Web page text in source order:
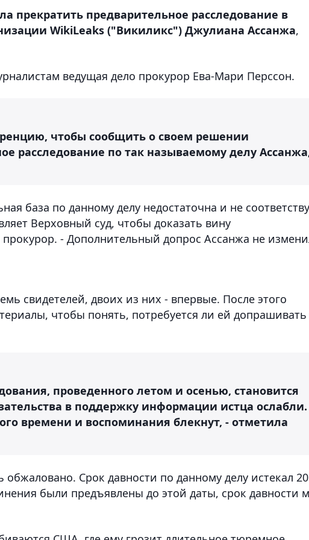
прекратить предварительное расследование в
WikiLeaks ("Викиликс") Джулиана Ассанжа,
ведущая дело прокурор Ева-Мари Перссон.
чтобы сообщить о своем решении
расследование по так называемому делу
база по данному делу недостаточна и не
Верховный суд, чтобы доказать вину
- Дополнительный допрос Ассанжа не
свидетелей, двоих из них - впервые. После этого
чтобы понять, потребуется ли ей допрашивать
проведенного летом и осенью, становится
в поддержку информации истца ослабли.
времени и воспоминания блекнут, - отметила
Срок давности по данному делу истекал 20
были предъявлены до этой даты, срок давности